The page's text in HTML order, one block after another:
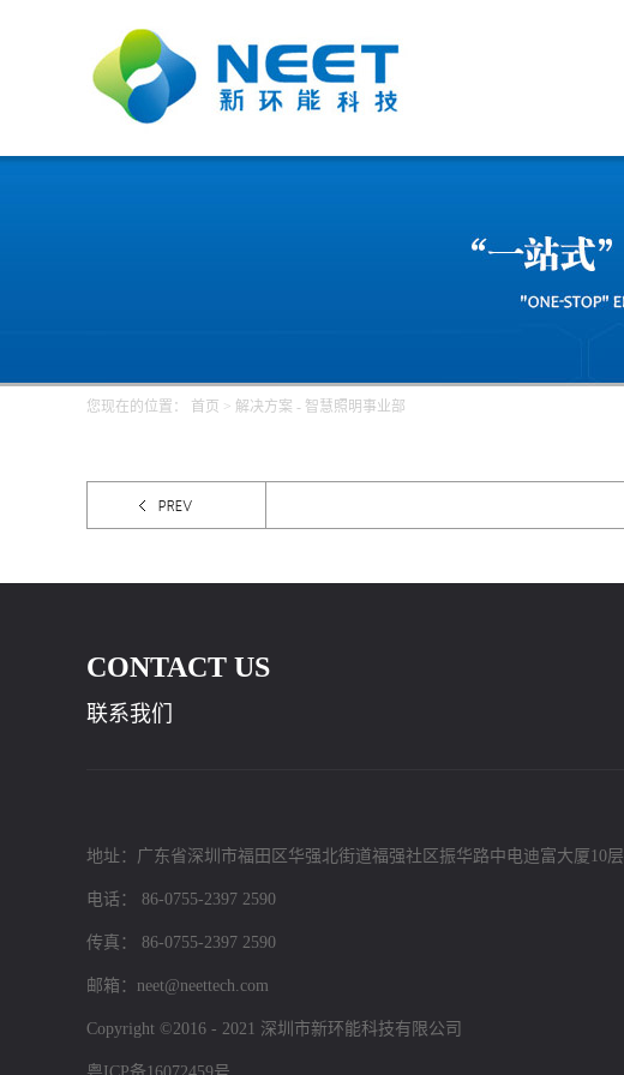
您现在的位置： 首页 > 解决方案 - 智慧照明事业部
CONTACT US
联系我们
地址：广东省深圳市福田区华强北街道福强社区振华路中电迪富大厦10层
电话： 86-0755-2397 2590
传真： 86-0755-2397 2590
邮箱：neet@neettech.com
Copyright ©2016 - 2021 深圳市新环能科技有限公司